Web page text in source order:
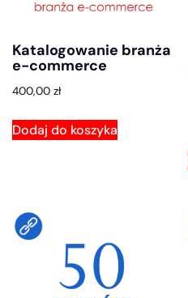
Katalogowanie branża
e-commerce
400,00 zł
Dodaj do koszyka